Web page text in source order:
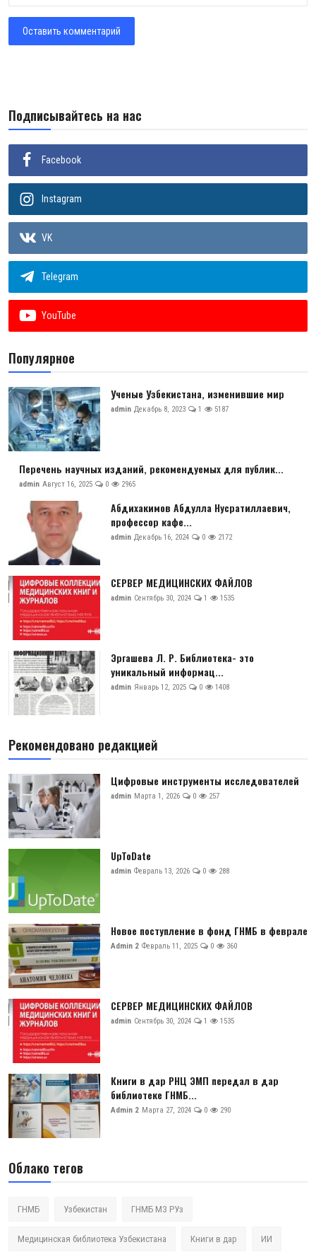
Оставить комментарий
Подписывайтесь на нас
Facebook
Instagram
VK
Telegram
YouTube
Популярное
Ученые Узбекистана, изменившие мир
admin Декабрь 8, 2023 1 5187
Перечень научных изданий, рекомендуемых для публик...
admin Август 16, 2025 0 2965
Абдихакимов Абдулла Нусратиллаевич,
профессор кафе...
admin Декабрь 16, 2024 0 2172
СЕРВЕР МЕДИЦИНСКИХ ФАЙЛОВ
admin Сентябрь 30, 2024 1 1535
Эргашева Л. Р. Библиотека- это
уникальный информац...
admin Январь 12, 2025 0 1408
Рекомендовано редакцией
Цифровые инструменты исследователей
admin Марта 1, 2026 0 257
UpToDate
admin Февраль 13, 2026 0 288
Новое поступление в фонд ГНМБ в феврале
Admin 2 Февраль 11, 2025 0 360
СЕРВЕР МЕДИЦИНСКИХ ФАЙЛОВ
admin Сентябрь 30, 2024 1 1535
Книги в дар РНЦ ЭМП передал в дар
библиотеке ГНМБ...
Admin 2 Марта 27, 2024 0 290
Облако тегов
ГНМБ Узбекистан ГНМБ МЗ РУз
Медицинская библиотека Узбекистана Книги в дар ИИ